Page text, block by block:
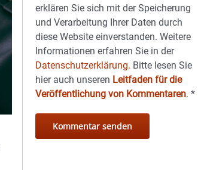
erklären Sie sich mit der Speicherung
und Verarbeitung Ihrer Daten durch
diese Website einverstanden. Weitere
Informationen erfahren Sie in der
Datenschutzerklärung. Bitte lesen Sie
hier auch unseren Leitfaden für die
Veröffentlichung von Kommentaren.*